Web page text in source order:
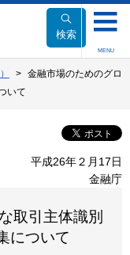
検索
MENU
金融市場のためのグロ
いて
平成26年２月17日
金融庁
取引主体識別
について